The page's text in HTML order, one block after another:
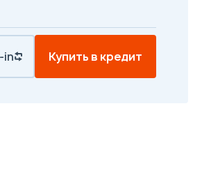
in Купить в кредит